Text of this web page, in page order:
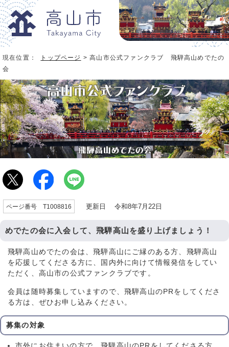
現在位置： トップページ > 高山市公式ファンクラブ 飛騨高山めでたの
会
ページ番号 T1008816 更新日 令和8年7月22日
めでたの会に入会して、飛騨高山を盛り上げましょう！
飛騨高山めでたの会は、飛騨高山にご縁のある方、飛騨高山
を応援してくださる方に、国内外に向けて情報発信をしてい
ただく、高山市の公式ファンクラブです。
会員は随時募集していますので、飛騨高山のPRをしてくださ
る方は、ぜひお申し込みください。
募集の対象